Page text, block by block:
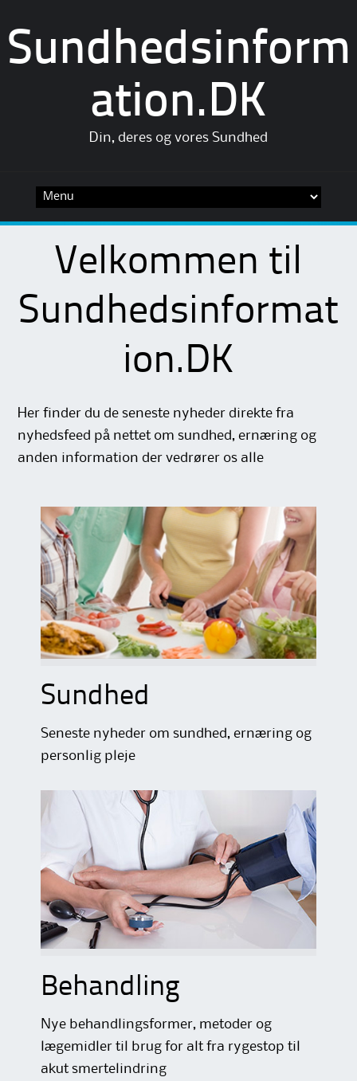
Sundhedsinform
ation.DK
Din, deres og vores Sundhed
content
Velkommen til
Sundhedsinformat
ion.DK
Her finder du de seneste nyheder direkte fra
nyhedsfeed på nettet om sundhed, ernæring og
anden information der vedrører os alle
Sundhed
Seneste nyheder om sundhed, ernæring og
personlig pleje
Behandling
Nye behandlingsformer, metoder og
lægemidler til brug for alt fra rygestop til
akut smertelindring